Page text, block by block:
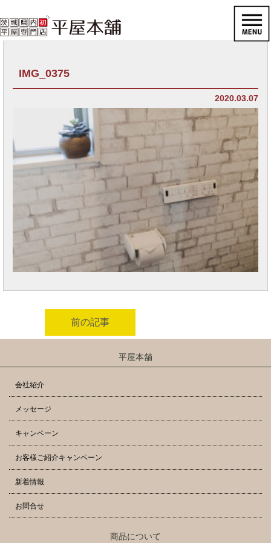
IMG_0375
2020.03.07
前の記事
平屋本舗
会社紹介
メッセージ
キャンペーン
お客様ご紹介キャンペーン
新着情報
お問合せ
商品について